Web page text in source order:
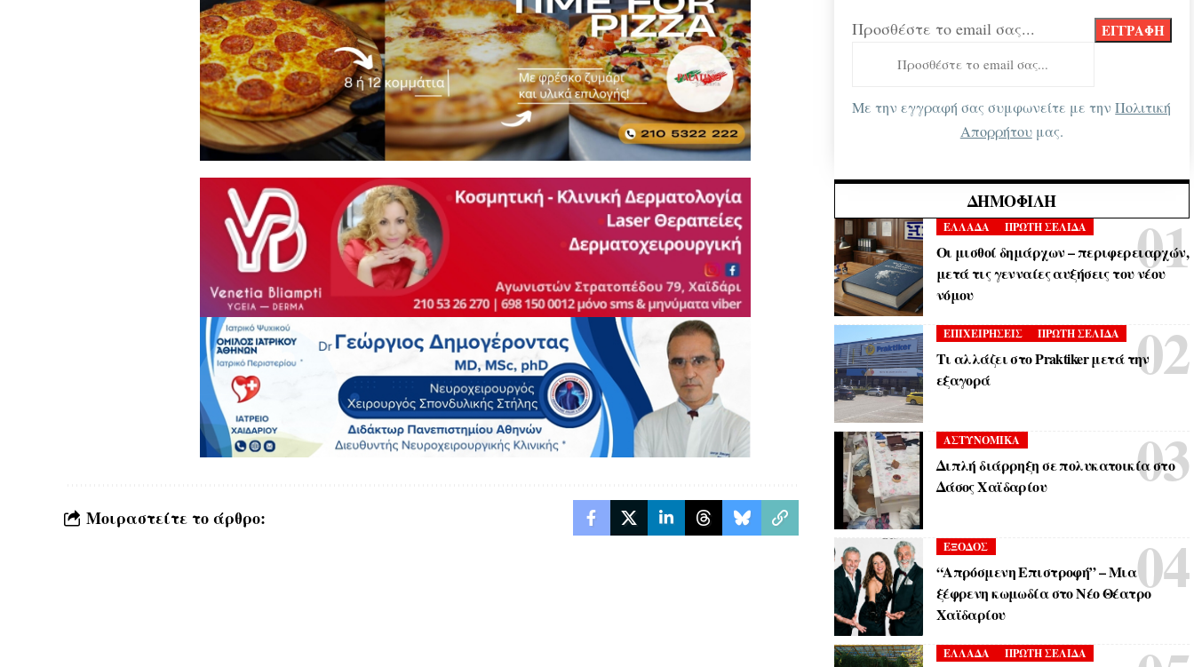
Μοιραστείτε το άρθρο:
Προσθέστε το email σας...
Με την εγγραφή σας συμφωνείτε με τηνΠολιτική
Απορρήτουμας.
ΔΗΜΟΦΙΛΉ
ΕΛΛΑΔΑ ΠΡΩΤΗ ΣΕΛΙΔΑ
Οι μισθοί δημάρχων – περιφερειαρχών,
μετά τις γενναίες αυξήσεις του νέου
νόμου
ΕΠΙΧΕΙΡΗΣΕΙΣ ΠΡΩΤΗ ΣΕΛΙΔΑ
Τι αλλάζει στο Praktiker μετά την
εξαγορά
ΑΣΤΥΝΟΜΙΚΑ
Διπλή διάρρηξη σε πολυκατοικία στο
Δάσος Χαϊδαρίου
ΕΞΟΔΟΣ
“Απρόσμενη Επιστροφή” – Μια
ξέφρενη κωμωδία στο Νέο Θέατρο
Χαϊδαρίου
ΕΛΛΑΔΑ ΠΡΩΤΗ ΣΕΛΙΔΑ